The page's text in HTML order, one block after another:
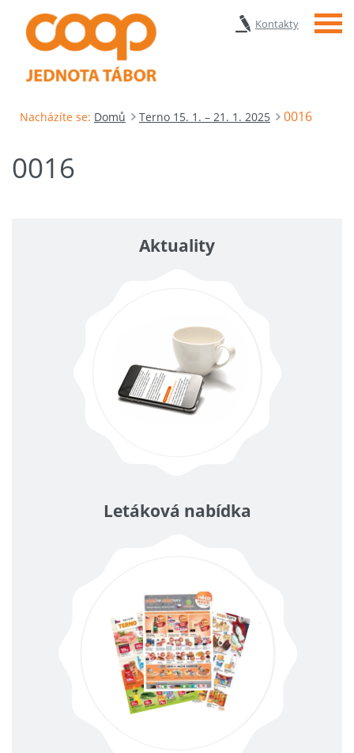
Kontakty Menu
Nacházíte se: Domů Terno 15. 1. – 21. 1. 2025 0016
0016
Aktuality
Letáková nabídka